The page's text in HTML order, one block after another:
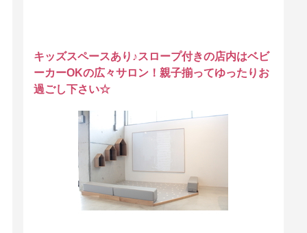
キッズスペースあり♪スロープ付きの店内はベビ
ーカーOKの広々サロン！親子揃ってゆったりお
過ごし下さい☆